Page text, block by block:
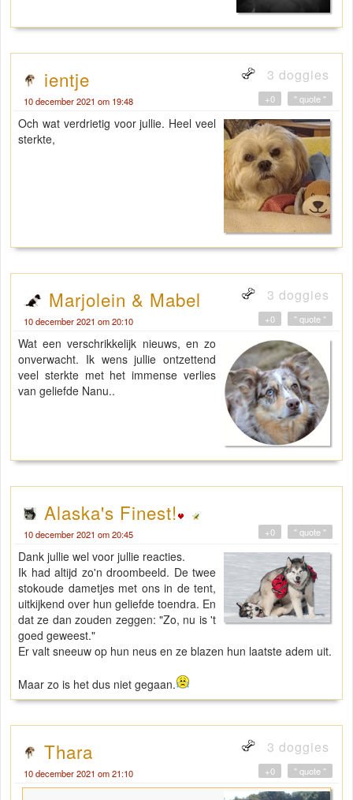
ientje 3 doggies
10 december 2021 om 19:48 " quote "
+0
Och wat verdrietig voor jullie. Heel veel
sterkte,
Marjolein & Mabel 3 doggies
10 december 2021 om 20:10 " quote "
+0
Wat een verschrikkelijk nieuws, en zo
onverwacht. Ik wens jullie ontzettend
veel sterkte met het immense verlies
van geliefde Nanu..
Alaska's Finest!
10 december 2021 om 20:45 " quote "
+0
Dank jullie wel voor jullie reacties.
Ik had altijd zo'n droombeeld. De twee
stokoude dametjes met ons in de tent,
uitkijkend over hun geliefde toendra. En
dat ze dan zouden zeggen: "Zo, nu is 't
goed geweest."
Er valt sneeuw op hun neus en ze blazen hun laatste adem uit.
Maar zo is het dus niet gegaan.
Thara 3 doggies
10 december 2021 om 21:10 " quote "
+0